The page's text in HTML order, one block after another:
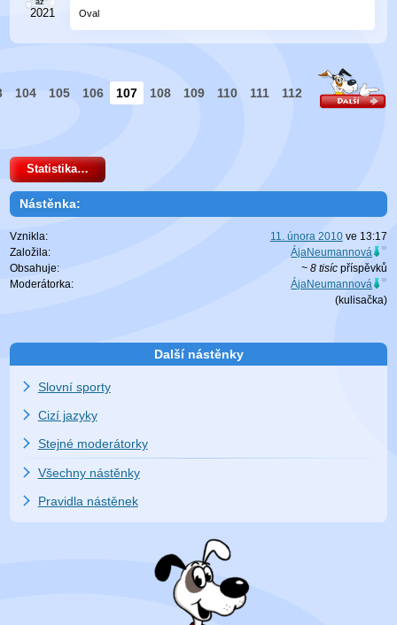
Oval
104 105 106 107 108 109 110 111 112
Statistika…
Nástěnka:
Vznikla: 11. února 2010ve 13:17
Založila:
ÁjaNeumannová
Obsahuje:
~ 8 tisícpříspěvků
Moderátorka:
ÁjaNeumannová
(kulisačka)
Další nástěnky
Slovní sporty
Cizí jazyky
Stejné moderátorky
Všechny nástěnky
Pravidla nástěnek